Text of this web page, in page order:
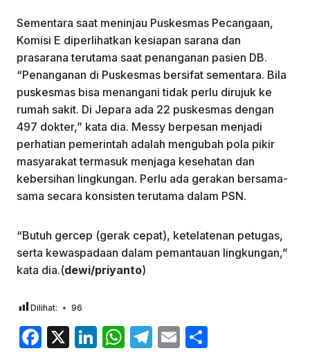
Sementara saat meninjau Puskesmas Pecangaan,
Komisi E diperlihatkan kesiapan sarana dan
prasarana terutama saat penanganan pasien DB.
“Penanganan di Puskesmas bersifat sementara. Bila
puskesmas bisa menangani tidak perlu dirujuk ke
rumah sakit. Di Jepara ada 22 puskesmas dengan
497 dokter,” kata dia. Messy berpesan menjadi
perhatian pemerintah adalah mengubah pola pikir
masyarakat termasuk menjaga kesehatan dan
kebersihan lingkungan. Perlu ada gerakan bersama-
sama secara konsisten terutama dalam PSN.
“Butuh gercep (gerak cepat), ketelatenan petugas,
serta kewaspadaan dalam pemantauan lingkungan,”
kata dia.(dewi/priyanto)
Dilihat: 96
F
X
Li W T
E